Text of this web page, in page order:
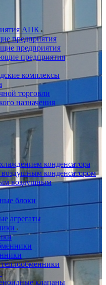
АПК
предприятия
предприятия
предприятия
комплексы
торговли
назначения
конденсатора
конденсатором
воздушным
блоки
агрегаты
клапаны